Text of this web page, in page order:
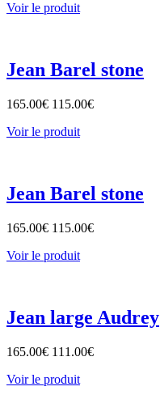
Voir le produit
Jean Barel stone
165.00€ 115.00€
Voir le produit
Jean Barel stone
165.00€ 115.00€
Voir le produit
Jean large Audrey
165.00€ 111.00€
Voir le produit